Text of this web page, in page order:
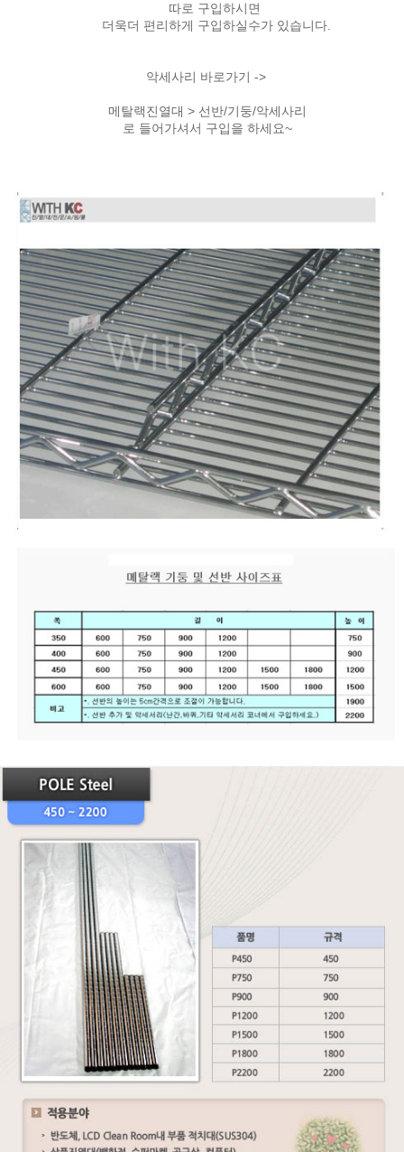
따로 구입하시면
더욱더 편리하게 구입하실수가 있습니다.
악세사리 바로가기 ->
메탈랙진열대 > 선반/기둥/악세사리
로 들어가셔서 구입을 하세요~